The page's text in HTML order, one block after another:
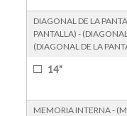
DIAGONAL DE LA
PANTALLA) -
(DIAGONAL DE LA
14"
MEMORIA INTERNA -